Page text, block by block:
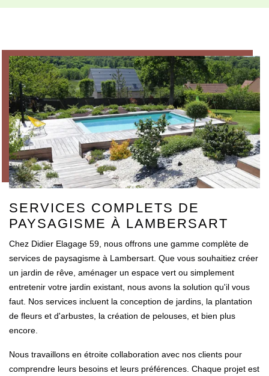
SERVICES COMPLETS DE
PAYSAGISME À LAMBERSART
Chez Didier Elagage 59, nous offrons une gamme complète de
services de paysagisme à Lambersart. Que vous souhaitiez créer
un jardin de rêve, aménager un espace vert ou simplement
entretenir votre jardin existant, nous avons la solution qu'il vous
faut. Nos services incluent la conception de jardins, la plantation
de fleurs et d'arbustes, la création de pelouses, et bien plus
encore.
Nous travaillons en étroite collaboration avec nos clients pour
comprendre leurs besoins et leurs préférences. Chaque projet est